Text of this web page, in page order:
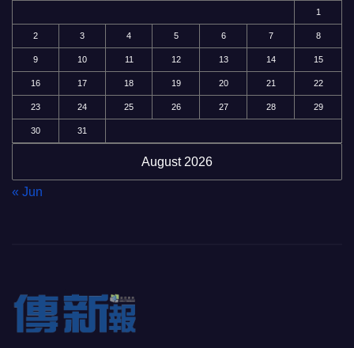
August 2026
1
2 3 4 5 6 7 8
9 10 11 12 13 14 15
16 17 18 19 20 21 22
23 24 25 26 27 28 29
30 31
« Jun